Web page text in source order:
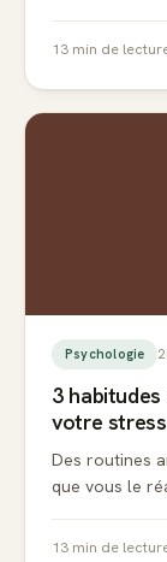
13 min de
Psychologie
3
votre
Des routines
que vous le
13 min de